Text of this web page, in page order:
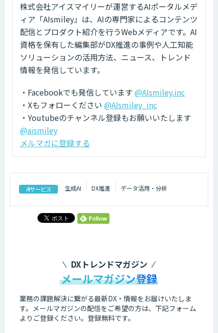
株式会社アイスマイリーが運営するAIポータルメデ
ィア「AIsmiley」は、AIの専門家によるコンテンツ
配信とプロダクト紹介を行うWebメディアです。AI
資格を保有した編集部がDX推進の事例や人工知能
ソリューションの活用方法、ニュース、トレンド
情報を発信しています。
・Facebookでも発信しています @AIsmiley.inc
・Xもフォローください @AIsmiley_inc
・Youtubeのチャンネル登録もお願いいたします
@aismiley
メルマガに登録する
AIサービス 生成AI DX推進 データ活用・分析
DXトレンドマガジン
メールマガジン登録
業務の課題解決に繋がる最新DX・情報をお届けいたしま
す。 メールマガジンの配信をご希望の方は、下記フォーム
よりご登録ください。登録無料です。